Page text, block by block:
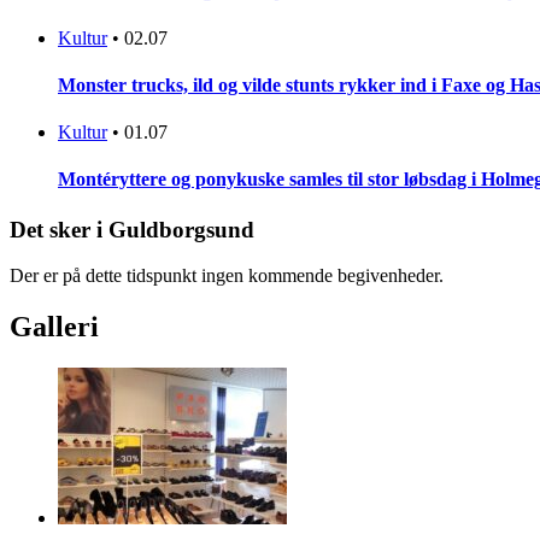
Kultur • 02.07
Monster trucks, ild og vilde stunts rykker ind i Faxe og
Kultur • 01.07
Montéryttere og ponykuske samles til stor løbsdag i
Det sker i Guldborgsund
Der er på dette tidspunkt ingen kommende begivenheder.
Galleri